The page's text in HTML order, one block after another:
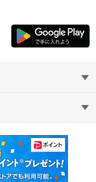
ション
建て
住まいの先生